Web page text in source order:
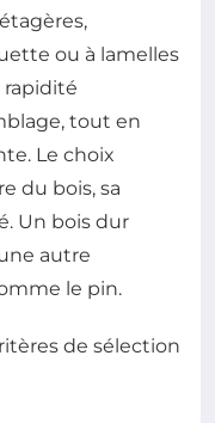
ou à lamelles
tout en
Le choix
du bois, sa
Un bois dur
autre
le pin.
de sélection